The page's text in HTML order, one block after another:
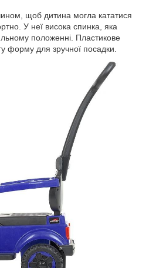
щоб дитина могла кататися
У неї висока спинка, яка
положенні. Пластикове
форму для зручної посадки.